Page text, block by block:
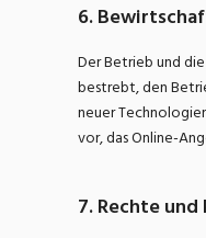
6.
Der Betrieb und
bestrebt, den
neuer
vor, das Online-
7. Rechte